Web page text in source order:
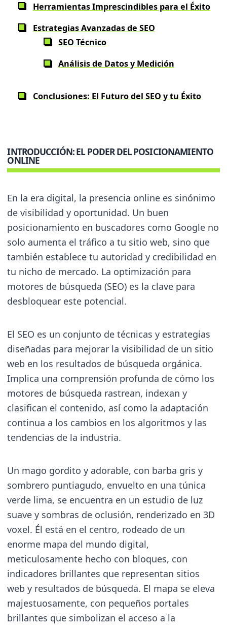
Herramientas Imprescindibles para el Éxito
Estrategias Avanzadas de SEO
SEO Técnico
Análisis de Datos y Medición
Conclusiones: El Futuro del SEO y tu Éxito
INTRODUCCIÓN: EL PODER DEL POSICIONAMIENTO
ONLINE
En la era digital, la presencia online es sinónimo
de visibilidad y oportunidad. Un buen
posicionamiento en buscadores como Google no
solo aumenta el tráfico a tu sitio web, sino que
también establece tu autoridad y credibilidad en
tu nicho de mercado. La optimización para
motores de búsqueda (SEO) es la clave para
desbloquear este potencial.
El SEO es un conjunto de técnicas y estrategias
diseñadas para mejorar la visibilidad de un sitio
web en los resultados de búsqueda orgánica.
Implica una comprensión profunda de cómo los
motores de búsqueda rastrean, indexan y
clasifican el contenido, así como la adaptación
continua a los cambios en los algoritmos y las
tendencias de la industria.
Un mago gordito y adorable, con barba gris y
sombrero puntiagudo, envuelto en una túnica
verde lima, se encuentra en un estudio de luz
suave y sombras de oclusión, renderizado en 3D
voxel. Él está en el centro, rodeado de un
enorme mapa del mundo digital,
meticulosamente hecho con bloques, con
indicadores brillantes que representan sitios
web y resultados de búsqueda. El mapa se eleva
majestuosamente, con pequeños portales
brillantes que simbolizan el acceso a la